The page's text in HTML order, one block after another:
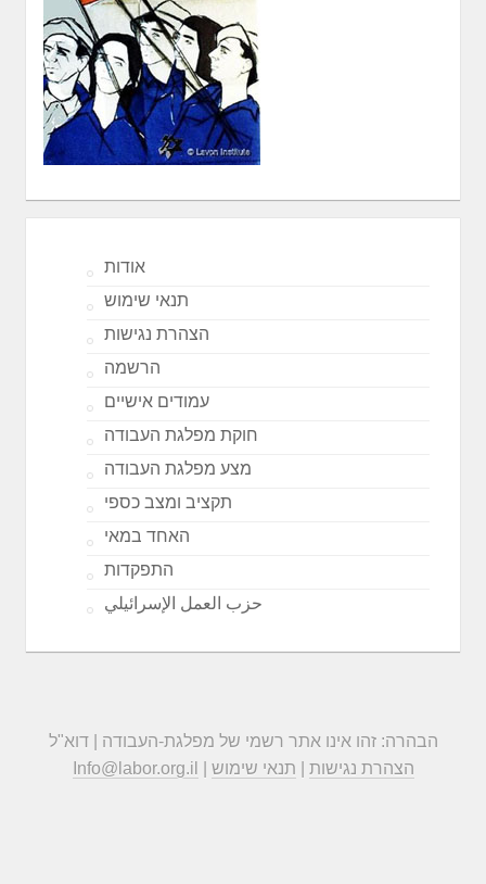
אודות
תנאי שימוש
הצהרת נגישות
הרשמה
עמודים אישיים
חוקת מפלגת העבודה
מצע מפלגת העבודה
תקציב ומצב כספי
האחד במאי
התפקדות
حزب العمل الإسرائيلي
הבהרה: זהו אינו אתר רשמי של מפלגת-העבודה | דוא"ל
Info@labor.org.il
הצהרת נגישות תנאי שימוש